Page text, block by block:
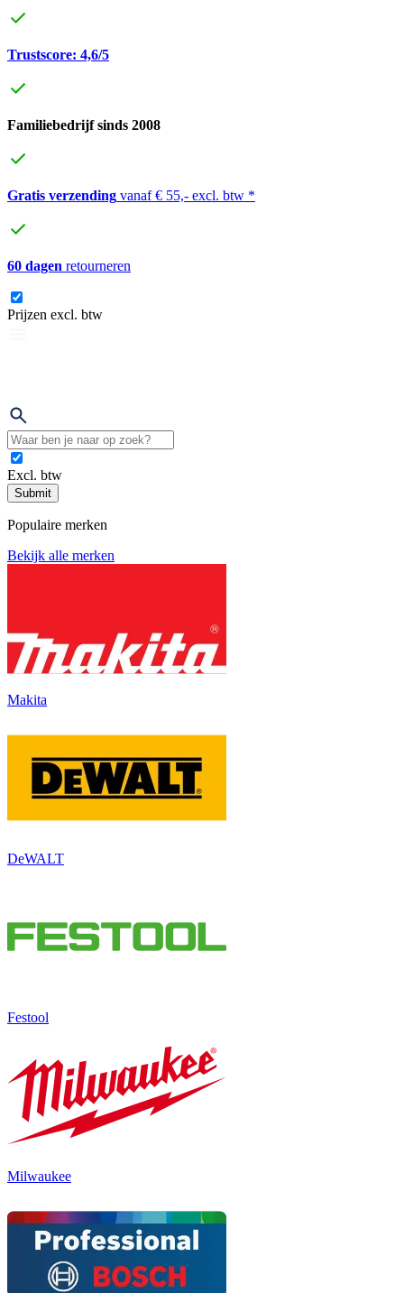
Trustscore: 4,6/5
Familiebedrijf sinds 2008
Gratis verzending vanaf € 55,- excl. btw *
60 dagen retourneren
Prijzen excl. btw
Excl. btw
Submit
Populaire merken
Bekijk alle merken
Makita
DeWALT
Festool
Milwaukee